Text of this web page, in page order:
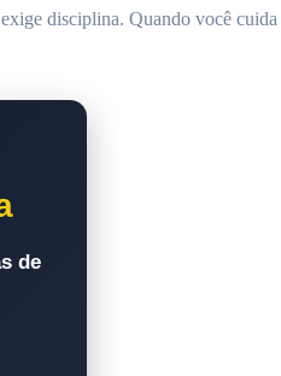
disciplina. Quando você
de